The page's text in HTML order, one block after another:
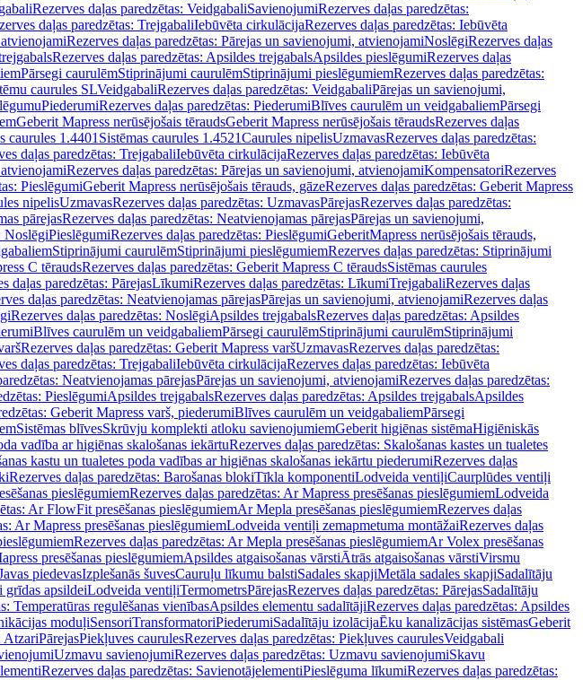
Rezerves daļas paredzētas: VeidgabaliSavienojumiRezerves daļas paredzētas:
daļas paredzētas: TrejgabaliIebūvēta cirkulācijaRezerves daļas paredzētas: Iebūvēta
Rezerves daļas paredzētas: Pārejas un savienojumi, atvienojamiNoslēgiRezerves daļas
Rezerves daļas paredzētas: Apsildes trejgabalsApsildes pieslēgumiRezerves daļas
Pārsegi caurulēmStiprinājumi caurulēmStiprinājumi pieslēgumiemRezerves daļas paredzētas:
caurules SLVeidgabaliRezerves daļas paredzētas: VeidgabaliPārejas un savienojumi,
PiederumiRezerves daļas paredzētas: PiederumiBlīves caurulēm un veidgabaliemPārsegi
Geberit Mapress nerūsējošais tēraudsGeberit Mapress nerūsējošais tēraudsRezerves daļas
caurules 1.4401 Sistēmas caurules 1.4521Caurules nipelisUzmavasRezerves daļas paredzētas:
daļas paredzētas: TrejgabaliIebūvēta cirkulācijaRezerves daļas paredzētas: Iebūvēta
Rezerves daļas paredzētas: Pārejas un savienojumi, atvienojamiKompensatoriRezerves
PieslēgumiGeberit Mapress nerūsējošais tērauds, gāzeRezerves daļas paredzētas: Geberit Mapress
nipelisUzmavasRezerves daļas paredzētas: UzmavasPārejasRezerves daļas paredzētas:
pārejasRezerves daļas paredzētas: Neatvienojamas pārejasPārejas un savienojumi,
NoslēgiPieslēgumiRezerves daļas paredzētas: PieslēgumiGeberitMapress nerūsējošais tērauds,
Stiprinājumi caurulēmStiprinājumi pieslēgumiemRezerves daļas paredzētas: Stiprinājumi
C tēraudsRezerves daļas paredzētas: Geberit Mapress C tēraudsSistēmas caurules
daļas paredzētas: PārejasLīkumiRezerves daļas paredzētas: LīkumiTrejgabaliRezerves daļas
daļas paredzētas: Neatvienojamas pārejasPārejas un savienojumi, atvienojamiRezerves daļas
Rezerves daļas paredzētas: NoslēgiApsildes trejgabalsRezerves daļas paredzētas: Apsildes
Blīves caurulēm un veidgabaliemPārsegi caurulēmStiprinājumi caurulēmStiprinājumi
Rezerves daļas paredzētas: Geberit Mapress varšUzmavasRezerves daļas paredzētas:
daļas paredzētas: TrejgabaliIebūvēta cirkulācijaRezerves daļas paredzētas: Iebūvēta
Neatvienojamas pārejasPārejas un savienojumi, atvienojamiRezerves daļas paredzētas:
PieslēgumiApsildes trejgabalsRezerves daļas paredzētas: Apsildes trejgabalsApsildes
Geberit Mapress varš, piederumiBlīves caurulēm un veidgabaliemPārsegi
Sistēmas blīvesSkrūvju komplekti atloku savienojumiemGeberit higiēnas sistēmaHigiēniskās
vadība ar higiēnas skalošanas iekārtuRezerves daļas paredzētas: Skalošanas kastes un tualetes
kastu un tualetes poda vadības ar higiēnas skalošanas iekārtu piederumiRezerves daļas
Rezerves daļas paredzētas: Barošanas blokiTīkla komponentiLodveida ventiļiCaurplūdes ventiļi
pieslēgumiemRezerves daļas paredzētas: Ar Mapress presēšanas pieslēgumiemLodveida
Ar FlowFit presēšanas pieslēgumiemAr Mepla presēšanas pieslēgumiemRezerves daļas
Ar Mapress presēšanas pieslēgumiemLodveida ventiļi zemapmetuma montāžaiRezerves daļas
Rezerves daļas paredzētas: Ar Mepla presēšanas pieslēgumiemAr Volex presēšanas
presēšanas pieslēgumiemApsildes atgaisošanas vārstiĀtrās atgaisošanas vārstiVirsmu
piedevasIzplešanās šuvesCauruļu līkumu balstiSadales skapjiMetāla sadales skapjiSadalītāju
grīdas apsildeiLodveida ventiļiTermometrsPārejasRezerves daļas paredzētas: PārejasSadalītāju
Temperatūras regulēšanas vienībasApsildes elementu sadalītājiRezerves daļas paredzētas: Apsildes
moduļiSensoriTransformatoriPiederumiSadalītāju izolācijaĒku kanalizācijas sistēmasGeberit
AtzariPārejasPiekļuves caurulesRezerves daļas paredzētas: Piekļuves caurulesVeidgabali
Uzmavu savienojumiRezerves daļas paredzētas: Uzmavu savienojumiSkavu
Rezerves daļas paredzētas: SavienotājelementiPieslēguma līkumiRezerves daļas paredzētas: